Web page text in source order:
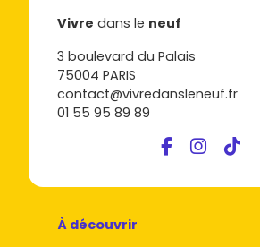
Vivre dans le neuf
3 boulevard du Palais
75004 PARIS
contact@vivredansleneuf.fr
01 55 95 89 89
À découvrir